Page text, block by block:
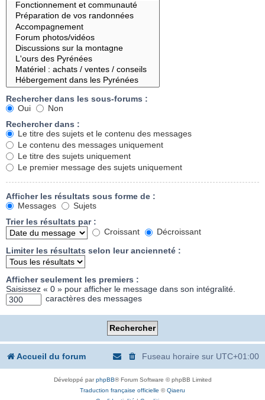
Rechercher dans les sous-forums :
Oui
Non
Rechercher dans :
Le titre des sujets et le contenu des messages
Le contenu des messages uniquement
Le titre des sujets uniquement
Le premier message des sujets uniquement
Afficher les résultats sous forme de :
Messages
Sujets
Trier les résultats par :
Croissant
Décroissant
Limiter les résultats selon leur ancienneté :
Afficher seulement les premiers :
Saisissez « 0 » pour afficher le message dans son intégralité.
caractères des messages
Accueil du forum Fuseau horaire sur UTC+01:00
Développé parphpBB® Forum Software © phpBB Limited
Traduction française officielle ©Qiaeru